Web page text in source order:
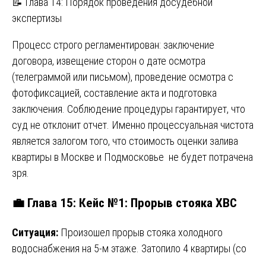
экспертизы
Процесс строго регламентирован: заключение
договора, извещение сторон о дате осмотра
(телеграммой или письмом), проведение осмотра с
фотофиксацией, составление акта и подготовка
заключения. Соблюдение процедуры гарантирует, что
суд не отклонит отчет. Именно процессуальная чистота
является залогом того, что стоимость оценки залива
квартиры в Москве и Подмосковье не будет потрачена
зря.
💼 Глава 15: Кейс №1: Прорыв стояка ХВС
Ситуация: Произошел прорыв стояка холодного
водоснабжения на 5-м этаже. Затопило 4 квартиры (со